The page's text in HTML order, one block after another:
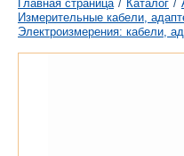
Главная страница / Каталог /
Измерительные кабели,
Электроизмерения: кабели,